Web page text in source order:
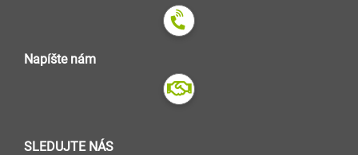
Napíšte nám
SLEDUJTE NÁS